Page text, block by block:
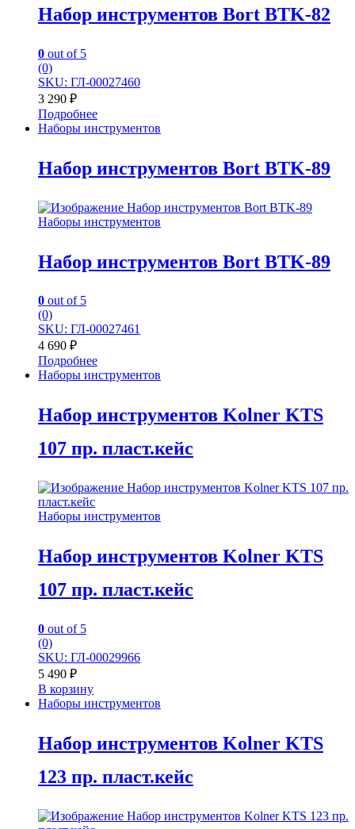
Набор инструментов Bort BTK-82
0 out of 5
(0)
SKU: ГЛ-00027460
3 290 ₽
Подробнее
Наборы инструментов
Набор инструментов Bort BTK-89
Наборы инструментов
Набор инструментов Bort BTK-89
0 out of 5
(0)
SKU: ГЛ-00027461
4 690 ₽
Подробнее
Наборы инструментов
Набор инструментов Kolner KTS
107 пр. пласт.кейс
Наборы инструментов
Набор инструментов Kolner KTS
107 пр. пласт.кейс
0 out of 5
(0)
SKU: ГЛ-00029966
5 490 ₽
В корзину
Наборы инструментов
Набор инструментов Kolner KTS
123 пр. пласт.кейс